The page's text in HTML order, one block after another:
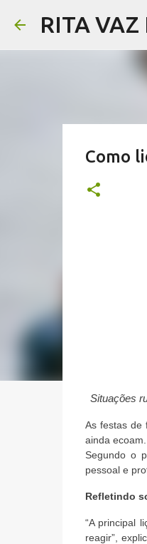
RITA VAZ
Como
Situações
As festas de
ainda
Segundo o
pessoal e
Refletindo
“A principal
reagir”,